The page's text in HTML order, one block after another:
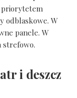
priorytetem
odblaskowe. W
panele. W
strefowo.
i deszcz